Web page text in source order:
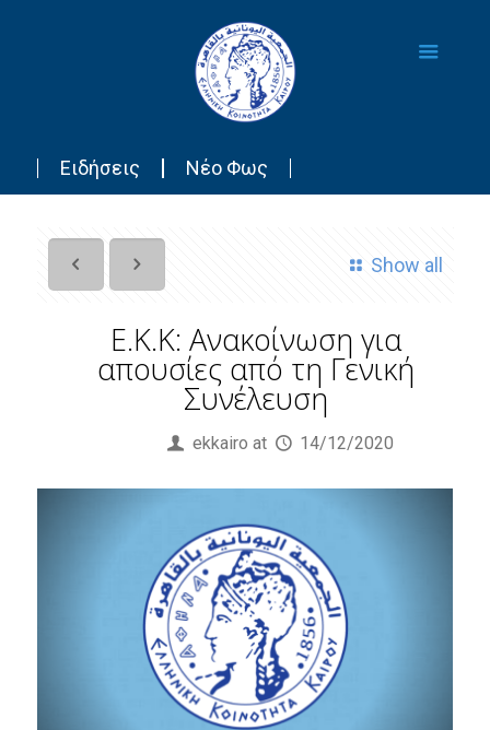
Ειδήσεις Νέο Φως
Show all
Ε.Κ.Κ: Ανακοίνωση για
απουσίες από τη Γενική
Συνέλευση
ekkairo at 14/12/2020